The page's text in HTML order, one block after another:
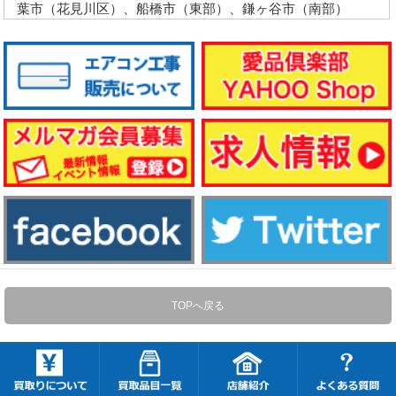
葉市（花見川区）、船橋市（東部）、鎌ヶ谷市（南部）
TOPへ戻る